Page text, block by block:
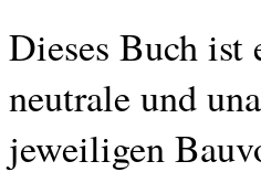
Dieses Buch ist
neutrale und
jeweiligen